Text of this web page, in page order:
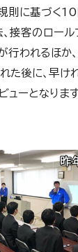
則に基づく10
接客のロール
われるほか
た後に、早け
ューとなります